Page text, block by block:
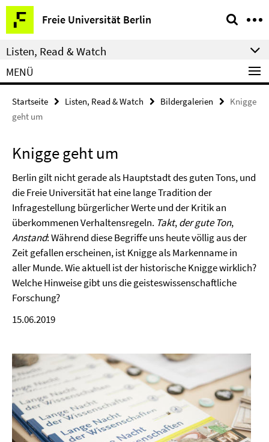
Springe
direkt
zu
Inhalt
Freie Universität Berlin
Service-
Navigation
Listen, Read & Watch
MENÜ
Startseite Listen, Read & Watch Bildergalerien
Knigge
geht um
Knigge geht um
Berlin gilt nicht gerade als Hauptstadt des guten Tons, und
die Freie Universität hat eine lange Tradition der
Infragestellung bürgerlicher Werte und der Kritik an
überkommenen Verhaltensregeln. Takt,der gute Ton,
Anstand: Während diese Begriffe uns heute völlig aus der
Zeit gefallen erscheinen, ist Knigge als Markenname in
aller Munde. Wie aktuell ist der historische Knigge wirklich?
Welche Hinweise gibt uns die geisteswissenschaftliche
Forschung?
15.06.2019